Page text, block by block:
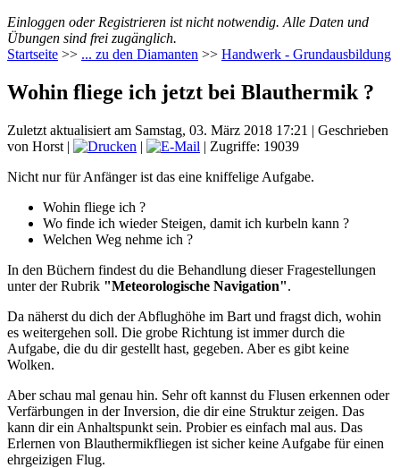
Einloggen oder Registrieren ist nicht notwendig. Alle Daten und
Übungen sind frei zugänglich.
Startseite >> ... zu den Diamanten >> Handwerk - Grundausbildung
Wohin fliege ich jetzt bei Blauthermik ?
Zuletzt aktualisiert am Samstag, 03. März 2018 17:21 | Geschrieben
von Horst | |
| Zugriffe: 19039
Nicht nur für Anfänger ist das eine kniffelige Aufgabe.
Wohin fliege ich ?
Wo finde ich wieder Steigen, damit ich kurbeln kann ?
Welchen Weg nehme ich ?
In den Büchern findest du die Behandlung dieser Fragestellungen
unter der Rubrik "Meteorologische Navigation".
Da näherst du dich der Abflughöhe im Bart und fragst dich, wohin
es weitergehen soll. Die grobe Richtung ist immer durch die
Aufgabe, die du dir gestellt hast, gegeben. Aber es gibt keine
Wolken.
Aber schau mal genau hin. Sehr oft kannst du Flusen erkennen oder
Verfärbungen in der Inversion, die dir eine Struktur zeigen. Das
kann dir ein Anhaltspunkt sein. Probier es einfach mal aus. Das
Erlernen von Blauthermikfliegen ist sicher keine Aufgabe für einen
ehrgeizigen Flug.